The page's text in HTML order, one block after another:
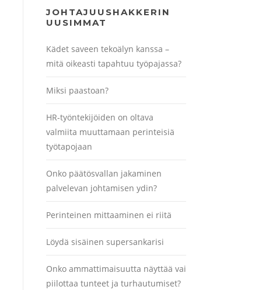
JOHTAJUUSHAKKERIN
UUSIMMAT
Kädet saveen tekoälyn kanssa –
mitä oikeasti tapahtuu työpajassa?
Miksi paastoan?
HR-työntekijöiden on oltava
valmiita muuttamaan perinteisiä
työtapojaan
Onko päätösvallan jakaminen
palvelevan johtamisen ydin?
Perinteinen mittaaminen ei riitä
Löydä sisäinen supersankarisi
Onko ammattimaisuutta näyttää vai
piilottaa tunteet ja turhautumiset?